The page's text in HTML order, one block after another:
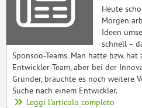
Heute
Morgen
Ideen
schnell –
Sponsoo-Teams. Man hatte bzw.
Entwickler-Team, aber bei der
Gründer, brauchte es noch weitere
Suche nach einem Entwickler.
Leggi l'articolo completo